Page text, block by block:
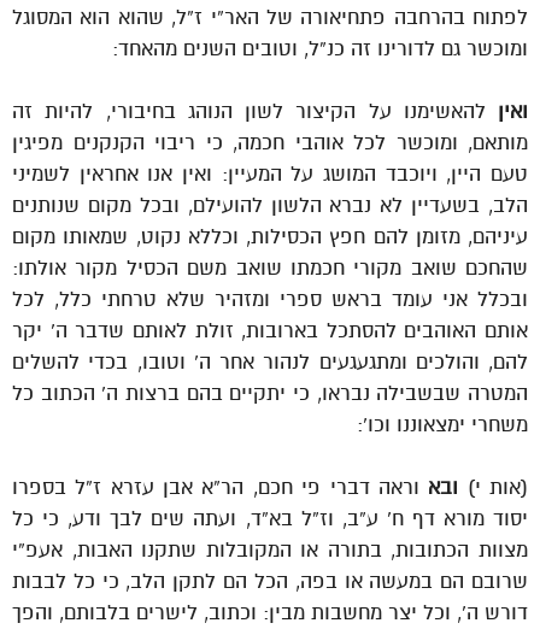
לפתוח בהרחבה פתחיאורה של האר”י ז”ל, שהוא הוא המסוגל
ומוכשר גם לדורינו זה כנ”ל, וטובים השנים מהאחד:
ואין להאשימנו על הקיצור לשון הנוהג בחיבורי, להיות זה
מותאם, ומוכשר לכל אוהבי חכמה, כי ריבוי הקנקנים מפיגין
טעם היין, ויוכבד המושג על המעיין: ואין אנו אחראין לשמיני
הלב, בשעדיין לא נברא הלשון להועילם, ובכל מקום שנותנים
עיניהם, מזומן להם חפץ הכסילות, וכללא נקוט, שמאותו מקום
שהחכם שואב מקורי חכמתו שואב משם הכסיל מקור אולתו:
ובכלל אני עומד בראש ספרי ומזהיר שלא טרחתי כלל, לכל
אותם האוהבים להסתכל בארובות, זולת לאותם שדבר ה’ יקר
להם, והולכים ומתגעגעים לנהור אחר ה’ וטובו, בכדי להשלים
המטרה שבשבילה נבראו, כי יתקיים בהם ברצות ה’ הכתוב כל
משחרי ימצאוננו וכו’:
(אות י) ובא וראה דברי פי חכם, הר”א אבן עזרא ז”ל בספרו
יסוד מורא דף ח’ ע”ב, וז”ל בא”ד, ועתה שים לבך ודע, כי כל
מצוות הכתובות, בתורה או המקובלות שתקנו האבות, אעפ”י
שרובם הם במעשה או בפה, הכל הם לתקן הלב, כי כל לבבות
דורש ה’, וכל יצר מחשבות מבין: וכתוב, לישרים בלבותם, והפך